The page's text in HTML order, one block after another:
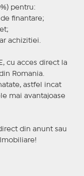
pentru:
finantare;
achizitiei.
cu acces direct la
Romania.
astfel incat
mai avantajoase
din anunt sau